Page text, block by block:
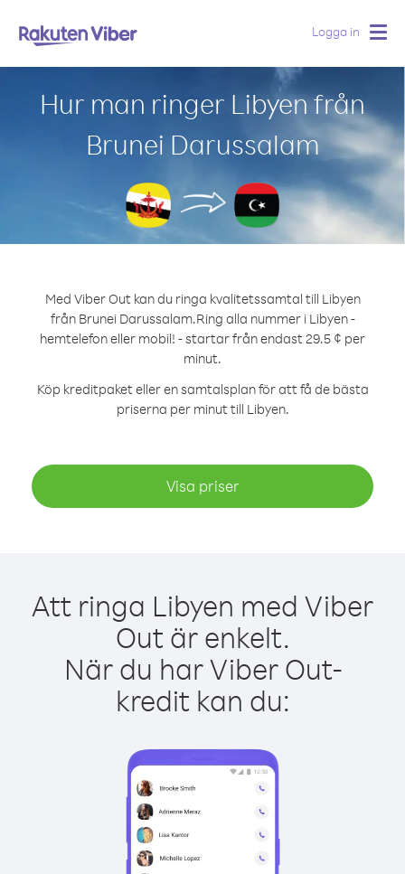
Logga in
Hur man ringer Libyen från
Brunei Darussalam
Med Viber Out kan du ringa kvalitetssamtal till Libyen
från Brunei Darussalam.Ring alla nummer i Libyen -
hemtelefon eller mobil! - startar från endast 29.5 ¢ per
minut.
Köp kreditpaket eller en samtalsplan för att få de bästa
priserna per minut till Libyen.
Visa priser
Att ringa Libyen med Viber
Out är enkelt.
När du har Viber Out-
kredit kan du: